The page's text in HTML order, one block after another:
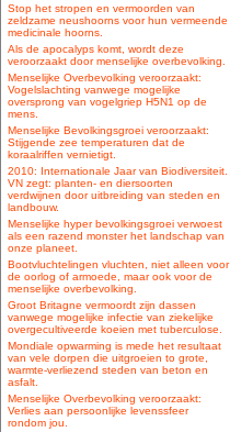
Stop het stropen en vermoorden van
zeldzame neushoorns voor hun vermeende
medicinale hoorns.
Als de apocalyps komt, wordt deze
veroorzaakt door menselijke overbevolking.
Menselijke Overbevolking veroorzaakt:
Vogelslachting vanwege mogelijke
oversprong van vogelgriep H5N1 op de
mens.
Menselijke Bevolkingsgroei veroorzaakt:
Stijgende zee temperaturen dat de
koraalriffen vernietigt.
2010: Internationale Jaar van Biodiversiteit.
VN zegt: planten- en diersoorten
verdwijnen door uitbreiding van steden en
landbouw.
Menselijke hyper bevolkingsgroei verwoest
als een razend monster het landschap van
onze planeet.
Bootvluchtelingen vluchten, niet alleen voor
de oorlog of armoede, maar ook voor de
menselijke overbevolking.
Groot Britagne vermoordt zijn dassen
vanwege mogelijke infectie van ziekelijke
overgecultiveerde koeien met tuberculose.
Mondiale opwarming is mede het resultaat
van vele dorpen die uitgroeien to grote,
warmte-verliezend steden van beton en
asfalt.
Menselijke Overbevolking veroorzaakt:
Verlies aan persoonlijke levenssfeer
rondom jou.